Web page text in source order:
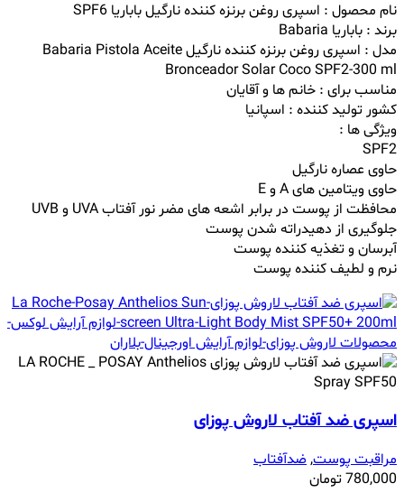
نام محصول : اسپری روغن برنزه کننده نارگیل باباریا SPF6
برند : باباریا Babaria
مدل : اسپری روغن برنزه کننده نارگیلBabaria Pistola Aceite
Bronceador Solar Coco SPF2-300 ml
مناسب برای : خانم ها و آقایان
کشور تولید کننده : اسپانیا
ویژگی ها :
SPF2
حاوی عصاره نارگیل
حاوی ویتامین های A و E
محافظت از پوست در برابر اشعه های مضر نور آفتاب UVA و UVB
جلوگیری از دهیدراته شدن پوست
آبرسان و تغذیه کننده پوست
نرم و لطیف کننده پوست
اسپری ضد آفتاب لاروش پوزای
مراقبت پوست,ضدآفتاب
780,000تومان